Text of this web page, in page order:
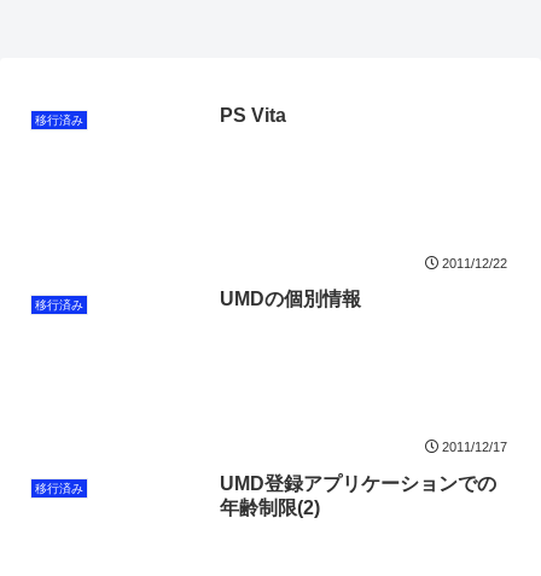
移行済み PS Vita
2011/12/22
移行済み UMDの個別情報
2011/12/17
移行済み
UMD登録アプリケーションでの
年齢制限(2)